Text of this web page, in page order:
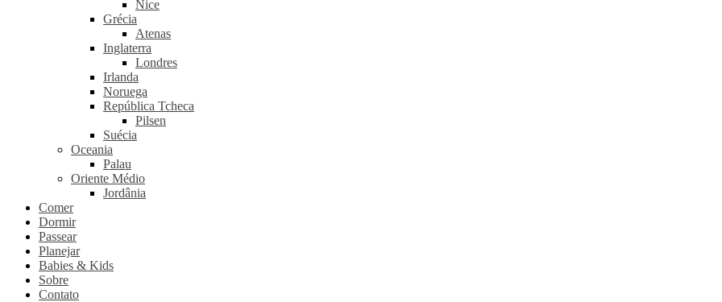
Nice
Grécia
Atenas
Inglaterra
Londres
Irlanda
Noruega
República Tcheca
Pilsen
Suécia
Oceania
Palau
Oriente Médio
Jordânia
Comer
Dormir
Passear
Planejar
Babies & Kids
Sobre
Contato